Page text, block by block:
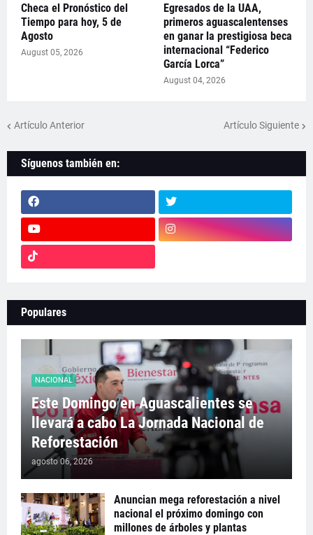
Checa el Pronóstico del
Tiempo para hoy, 5 de
Agosto
August 05, 2026
Egresados de la UAA,
primeros aguascalentenses
en ganar la prestigiosa beca
internacional “Federico
García Lorca”
August 04, 2026
Artículo Anterior Artículo Siguiente
Síguenos también en:
Populares
NACIONAL
Este Domingo en Aguascalientes se
llevará a cabo La Jornada Nacional de
Reforestación
agosto 06, 2026
Anuncian mega reforestación a nivel
nacional el próximo domingo con
millones de árboles y plantas